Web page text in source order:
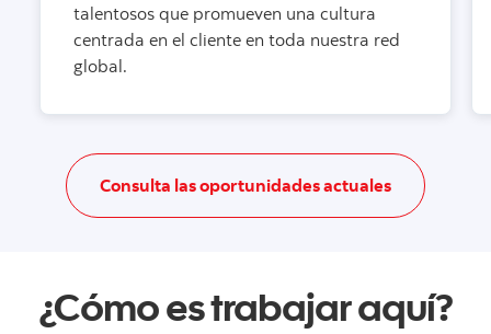
talentosos que promueven una cultura
centrada en el cliente en toda nuestra red
global.
Consulta las oportunidades actualesConsulta
¿Cómo es trabajar aquí?